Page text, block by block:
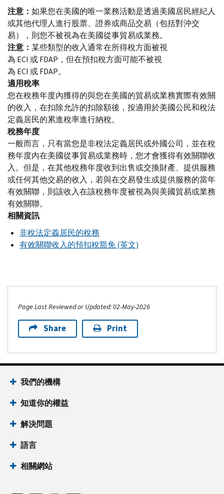
注意： 如果您在美國的唯一業務活動是透過美國居民經紀人
或其他代理人進行股票、證券或商品交易（包括對沖交
易），則您不被視為在美國從事貿易或業務。
注意： 某些類型的收入通常在所得稅方面被視
為 ECI 或 FDAP，但在預扣稅方面可能不被視
為 ECI 或 FDAP。
適用稅率
您在稅務年度內獲得的與您在美國的貿易或業務實際有效關
的收入，在扣除允許的扣除額後，按適用於美國公民和稅法
定義居民的累進稅率進行納稅。
稅務年度
一般而言，只有當您是非稅法定義居民或外國公司，並在稅
務年度內在美國從事貿易或業務時，您才會獲得有效關聯收
入。但是，在其他稅務年度收到出售或交換財產、提供服務
或任何其他交易的收入，若與在交易發生或提供服務的當年
有效關聯，則該收入在該稅務年度被視為與美國貿易或業務
有效關聯。
相關資訊
非稅法定義居民的稅務
有效關聯收入的預扣稅豁免 (英文)
Page Last Reviewed or Updated: 02-May-2026
Share Print
我們的機構
知道你的權益
解決問題
語言
相關網站